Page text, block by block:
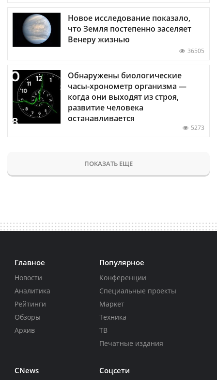
Новое исследование показало,
что Земля постепенно заселяет
Венеру жизнью
36505
Обнаружены биологические
часы-хронометр организма —
когда они выходят из строя,
развитие человека
останавливается
5273
ПОКАЗАТЬ ЕЩЕ
Главное
Новости
Аналитика
Рейтинги
Обзоры
Архив
Популярное
Конференции
Специальные проекты
Маркет
Техника
ТВ
Печатные издания
CNews Соцсети